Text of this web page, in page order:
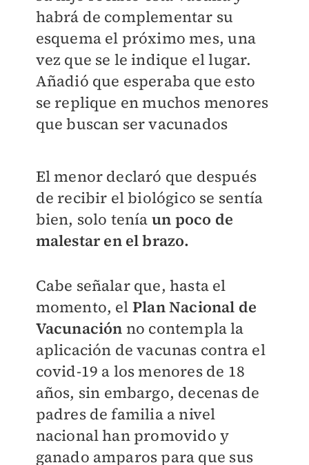
habrá de complementar su
esquema el próximo mes, una
vez que se le indique el lugar.
Añadió que esperaba que esto
se replique en muchos menores
que buscan ser vacunados
El menor declaró que después
de recibir el biológico se sentía
bien, solo tenía un poco de
malestar en el brazo.
Cabe señalar que, hasta el
momento, el Plan Nacional de
Vacunación no contempla la
aplicación de vacunas contra el
covid-19 a los menores de 18
años, sin embargo, decenas de
padres de familia a nivel
nacional han promovido y
ganado amparos para que sus